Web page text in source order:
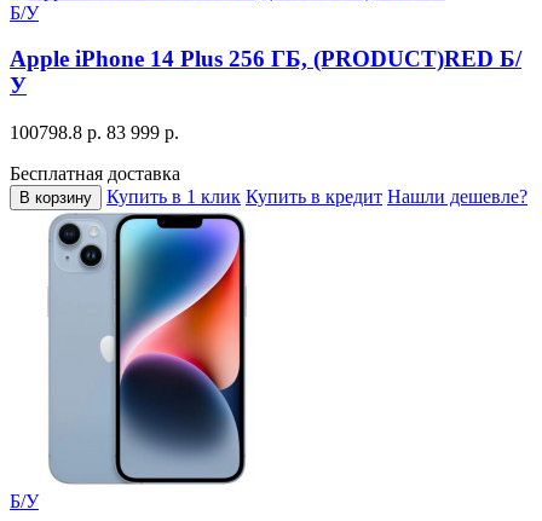
Б/У
Apple iPhone 14 Plus 256 ГБ, (PRODUCT)RED Б/
У
100798.8 р. 83 999 р.
Бесплатная доставка
В корзину Купить в 1 клик Купить в кредит Нашли дешевле?
Б/У